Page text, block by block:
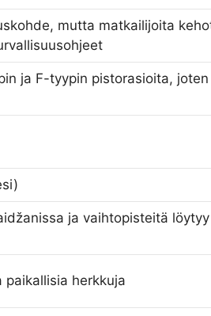
mutta matkailijoita
ja F-tyypin pistorasioita,
ja vaihtopisteitä
herkkuja